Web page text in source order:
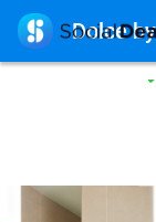
 Dolce by